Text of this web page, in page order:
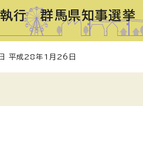
行 群馬県知事選挙
平成28年1月26日